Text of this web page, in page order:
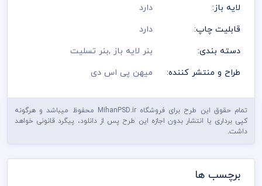
لایه باز:
دارد
قابلیت چاپ:
دارد
دسته بندی:
بنر لایه باز,بنر تسلیت
طراح و منتشر کننده:
میهن پی اس دی
تمام حقوق این طرح برای فروشگاه MihanPSD.ir محفوظ میباشد و هرگونه
کپی برداری یا انتشار بدون اجازه این طرح پس از دانلود، پیگرد قانونی خواهد
داشت.
برچسب ها